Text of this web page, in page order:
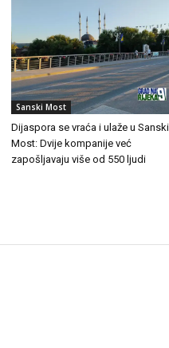
Sanski Most
Dijaspora se vraća i ulaže u Sanski
Most: Dvije kompanije već
zapošljavaju više od 550 ljudi